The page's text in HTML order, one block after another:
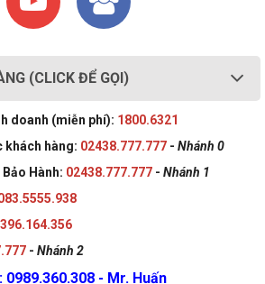
(CLICK ĐỂ GỌI)
doanh (miễn phí): 1800.6321
khách hàng: 02438.777.777 - Nhánh 0
Hành: 02438.777.777 - Nhánh 1
- Nhánh 2
0989.360.308 - Mr. Huấn